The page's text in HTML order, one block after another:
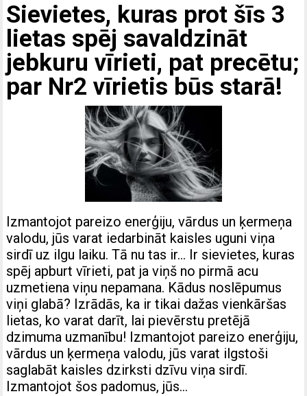
Sievietes, kuras prot šīs 3
lietas spēj savaldzināt
jebkuru vīrieti, pat precētu;
par Nr2 vīrietis būs starā!
Izmantojot pareizo enerģiju, vārdus un ķermeņa
valodu, jūs varat iedarbināt kaisles uguni viņa
sirdī uz ilgu laiku. Tā nu tas ir… Ir sievietes, kuras
spēj apburt vīrieti, pat ja viņš no pirmā acu
uzmetiena viņu nepamana. Kādus noslēpumus
viņi glabā? Izrādās, ka ir tikai dažas vienkāršas
lietas, ko varat darīt, lai pievērstu pretējā
dzimuma uzmanību! Izmantojot pareizo enerģiju,
vārdus un ķermeņa valodu, jūs varat ilgstoši
saglabāt kaisles dzirksti dzīvu viņa sirdī.
Izmantojot šos padomus, jūs…